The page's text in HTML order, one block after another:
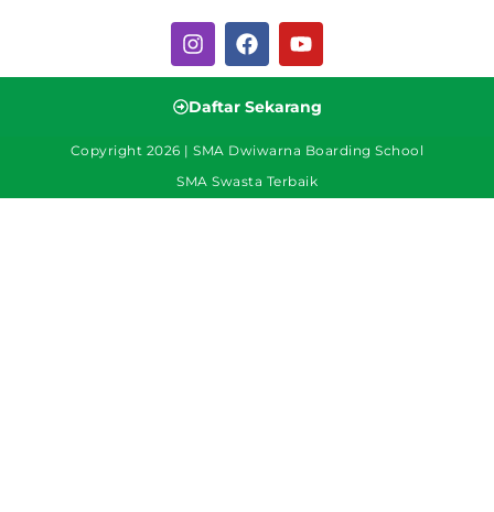
Daftar Sekarang
Copyright 2026 | SMA Dwiwarna Boarding School
SMA Swasta Terbaik